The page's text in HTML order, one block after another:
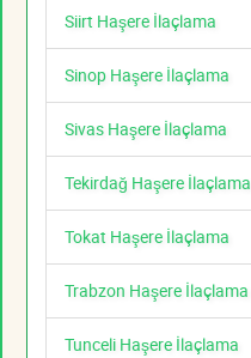
Siirt Haşere İlaçlama
Sinop Haşere İlaçlama
Sivas Haşere İlaçlama
Tekirdağ Haşere İlaçlama
Tokat Haşere İlaçlama
Trabzon Haşere İlaçlama
Tunceli Haşere İlaçlama